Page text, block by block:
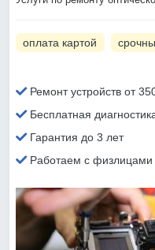
оплата картой
Ремонт устройств от
Бесплатная
Гарантия до 3 лет
Работаем с